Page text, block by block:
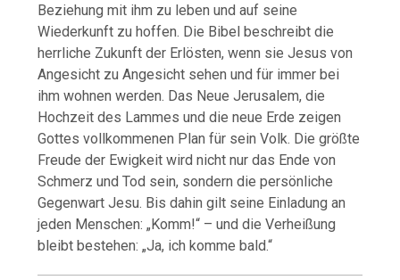
Beziehung mit ihm zu leben und auf seine
Wiederkunft zu hoffen. Die Bibel beschreibt die
herrliche Zukunft der Erlösten, wenn sie Jesus von
Angesicht zu Angesicht sehen und für immer bei
ihm wohnen werden. Das Neue Jerusalem, die
Hochzeit des Lammes und die neue Erde zeigen
Gottes vollkommenen Plan für sein Volk. Die größte
Freude der Ewigkeit wird nicht nur das Ende von
Schmerz und Tod sein, sondern die persönliche
Gegenwart Jesu. Bis dahin gilt seine Einladung an
jeden Menschen: „Komm!“ – und die Verheißung
bleibt bestehen: „Ja, ich komme bald.“